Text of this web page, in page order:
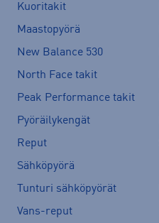
Kuoritakit
Maastopyörä
New Balance 530
North Face takit
Peak Performance takit
Pyöräilykengät
Reput
Sähköpyörä
Tunturi sähköpyörät
Vans-reput